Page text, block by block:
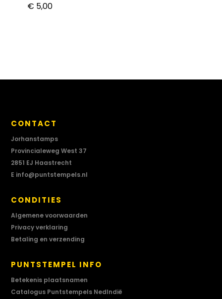
€ 5,00
CONTACT
Jorhanstamps
Provincialeweg West 37
2851 EJ Haastrecht
E info@puntstempels.nl
CONDITIES
Algemene voorwaarden
Privacy verklaring
Betaling en verzending
PUNTSTEMPEL INFO
Betekenis plaatsnamen
Catalogus Puntstempels NedIndië